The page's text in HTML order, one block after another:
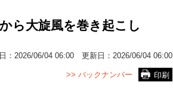
ら大旋風を巻き起こし
： 2026/06/04 06:00 更新日： 2026/06/04 06:00
印刷
>> バックナンバー